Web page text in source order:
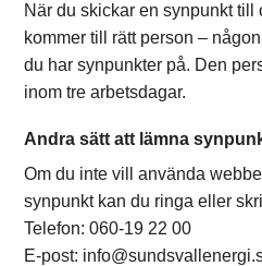
När du skickar en synpunkt till
kommer till rätt person –
du har synpunkter på. Den
inom tre arbetsdagar.
Andra sätt att lämna
Om du inte vill använda
synpunkt kan du ringa eller
Telefon: 060-19 22 00
E-post: